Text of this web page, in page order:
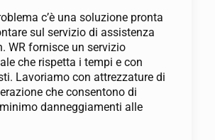
c’è una soluzione pronta
sul servizio di assistenza
WR fornisce un servizio
che rispetta i tempi e con
Lavoriamo con attrezzature di
che consentono di
danneggiamenti alle